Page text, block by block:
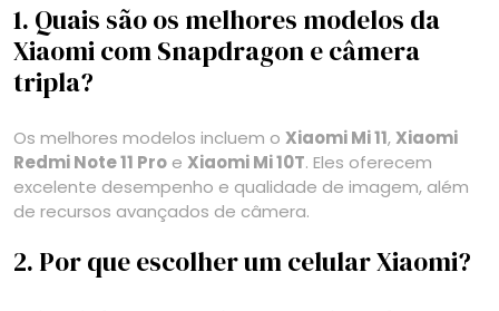
1. Quais são os melhores modelos da
Xiaomi com Snapdragon e câmera
tripla?
Os melhores modelos incluem o Xiaomi Mi 11,Xiaomi
Redmi Note 11 Pro e Xiaomi Mi 10T. Eles oferecem
excelente desempenho e qualidade de imagem, além
de recursos avançados de câmera.
2. Por que escolher um celular Xiaomi?